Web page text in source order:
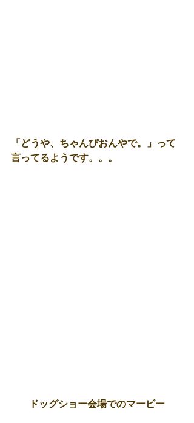
「どうや、ちゃんぴおんやで。」って
言ってるようです。。。
ドッグショー会場でのマービー